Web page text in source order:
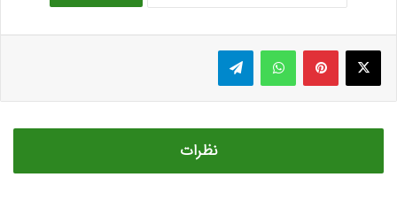
ایکس پینتریستواتس آپ تلگرام
نظرات